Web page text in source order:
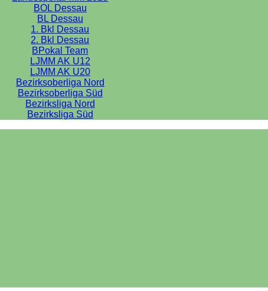
BOL Dessau
BL Dessau
1. Bkl Dessau
2. Bkl Dessau
BPokal Team
LJMM AK U12
LJMM AK U20
Bezirksoberliga Nord
Bezirksoberliga Süd
Bezirksliga Nord
Bezirksliga Süd